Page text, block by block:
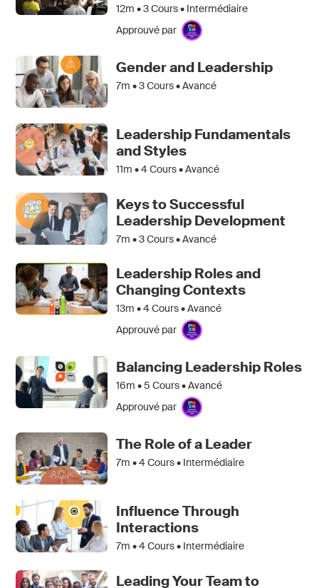
12m •3Cours • Intermédiaire
Approuvé par
Gender and Leadership
7m •3Cours • Avancé
Leadership Fundamentals
and Styles
11m •4Cours • Avancé
Keys to Successful
Leadership Development
7m •3Cours • Avancé
Leadership Roles and
Changing Contexts
13m •4Cours • Avancé
Approuvé par
Balancing Leadership Roles
16m •5 Cours • Avancé
Approuvé par
The Role of a Leader
7m •4Cours • Intermédiaire
Influence Through
Interactions
7m •4Cours • Intermédiaire
Leading Your Team to